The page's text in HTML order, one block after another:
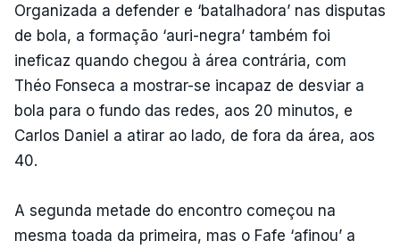
Organizada a defender e ‘batalhadora’ nas disputas
de bola, a formação ‘auri-negra’ também foi
ineficaz quando chegou à área contrária, com
Théo Fonseca a mostrar-se incapaz de desviar a
bola para o fundo das redes, aos 20 minutos, e
Carlos Daniel a atirar ao lado, de fora da área, aos
40.
A segunda metade do encontro começou na
mesma toada da primeira, mas o Fafe ‘afinou’ a